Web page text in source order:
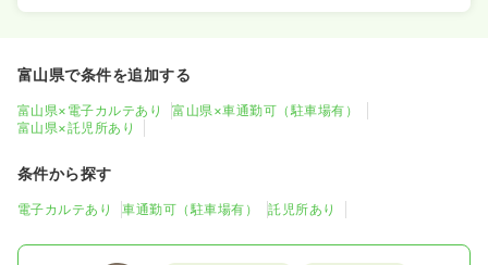
富山県で条件を追加する
富山県×電子カルテあり
富山県×車通勤可（駐車場有）
富山県×託児所あり
条件から探す
電子カルテあり 車通勤可（駐車場有） 託児所あり